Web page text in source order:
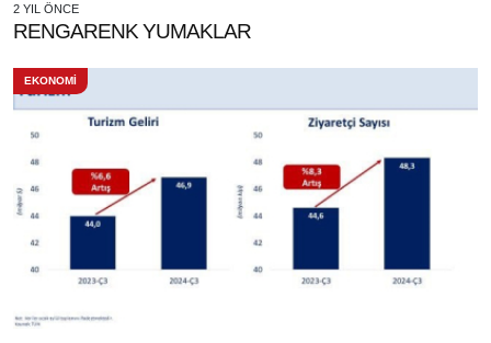
2 YIL ÖNCE
RENGARENK YUMAKLAR
EKONOMİ